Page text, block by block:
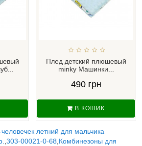
Плед детский плюшевый
minky Машинки...
490 грн
В КОШИК
летний для мальчика
303-00021-0-68 Комбинезоны для